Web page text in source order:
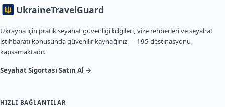
UkraineTravelGuard
Ukrayna için pratik seyahat güvenliği bilgileri, vize rehberleri ve seyahat
istihbaratı konusunda güvenilir kaynağınız — 195 destinasyonu
kapsamaktadır.
Seyahat Sigortası Satın Al →
HIZLI BAĞLANTILAR